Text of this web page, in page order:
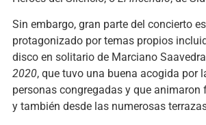
Sin embargo, gran parte del concierto
protagonizado por temas propios
disco en solitario de Marciano
2020, que tuvo una buena acogida por
personas congregadas y que animaron
y también desde las numerosas